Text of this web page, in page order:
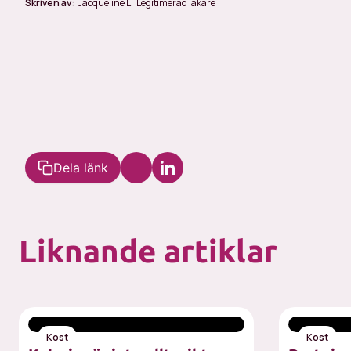
Skriven av: Jacqueline L, Legitimerad läkare
Dela länk
Liknande artiklar
Kost Kost